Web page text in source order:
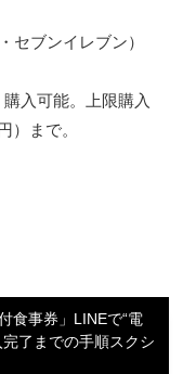
セブンイレブン）
入可能。上限購入
）まで。
食事券」LINEで“電
了までの手順スクシ